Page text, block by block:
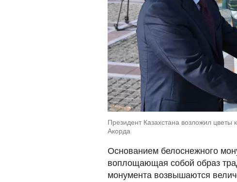
Президент Казахстана возложил
Акорда
Основанием белоснежного
воплощающая собой образ
монумента возвышаются